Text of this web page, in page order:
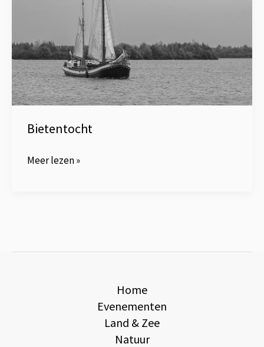
Bietentocht
Meer lezen »
Home
Evenementen
Land & Zee
Natuur